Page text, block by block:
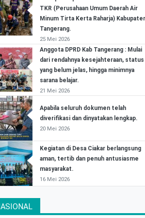
TKR (Perusahaan Umum Daerah Air
Minum Tirta Kerta Raharja)
Tangerang.
25 Mei 2026
Anggota DPRD Kab Tangerang : Mulai
dari rendahnya kesejahteraan, status
yang belum jelas, hingga minimnya
sarana belajar.
21 Mei 2026
Apabila seluruh dokumen telah
diverifikasi dan dinyatakan lengkap.
20 Mei 2026
Kegiatan di Desa Ciakar berlangsung
aman, tertib dan penuh antusiasme
masyarakat.
16 Mei 2026